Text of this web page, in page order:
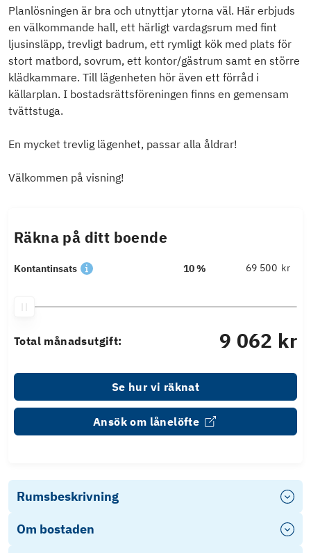
Planlösningen är bra och utnyttjar ytorna väl. Här erbjuds
en välkommande hall, ett härligt vardagsrum med fint
ljusinsläpp, trevligt badrum, ett rymligt kök med plats för
stort matbord, sovrum, ett kontor/gästrum samt en större
klädkammare. Till lägenheten hör även ett förråd i
källarplan. I bostadsrättsföreningen finns en gemensam
tvättstuga.
En mycket trevlig lägenhet, passar alla åldrar!
Välkommen på visning!
Räkna på ditt boende
Kontantinsats 10 % kr
Total månadsutgift: 9 062 kr
Se hur vi räknat
Ansök om lånelöfte
Rumsbeskrivning
Om bostaden